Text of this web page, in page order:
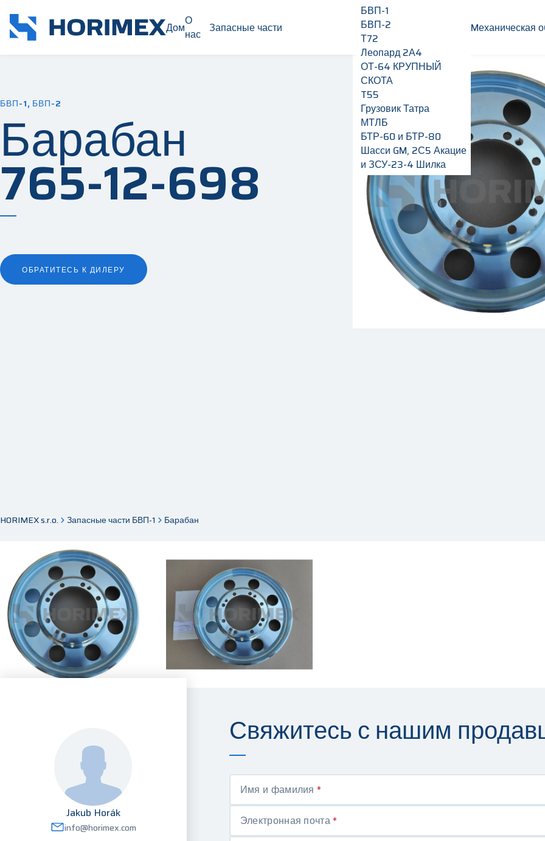
ДомО
нас Запасные части
БВП-1
БВП-2
Т72
Леопард 2А4
ОТ-64 КРУПНЫЙ
СКОТА
T55
Грузовик Татра
МТЛБ
БТР-60 и БТР-80
Шасси GM, 2С5 Акацие
и ЗСУ-23-4 Шилка
Mеханическая
БВП-1, БВП-2
Барабан
765-12-698
ОБРАТИТЕСЬ К ДИЛЕРУ
HORIMEX s.r.o. Запасные части БВП-1 Барабан
Jakub Horák
info@horimex.com
Свяжитесь с нашим
Имя и фамилия*
Электронная почта*